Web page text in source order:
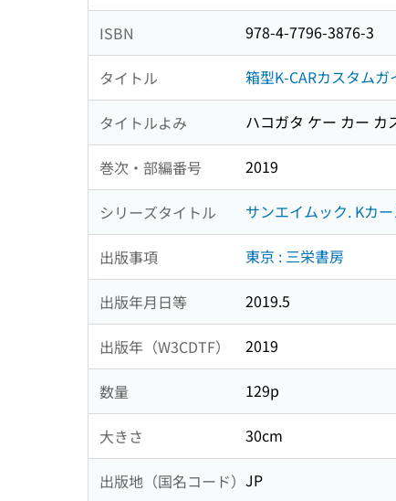
ISBN 978-4-7796-3876-3
タイトル 箱型K-CARカスタム
タイトルよみ ハコガタ ケー カー カ
巻次・部編番号 2019
シリーズタイトル サンエイムック. Kカ
出版事項 東京 : 三栄書房
出版年月日等 2019.5
出版年（W3CDTF） 2019
数量 129p
大きさ 30cm
出版地（国名コード） JP